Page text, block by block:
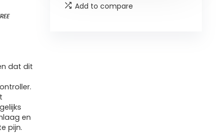
dat dit
en
pijn.
Add to compare